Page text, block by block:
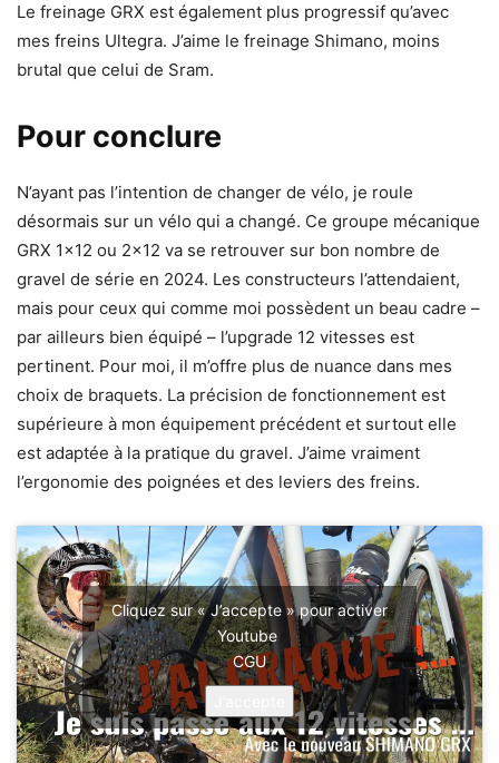
Le freinage GRX est également plus progressif qu’avec
mes freins Ultegra. J’aime le freinage Shimano, moins
brutal que celui de Sram.
Pour conclure
N’ayant pas l’intention de changer de vélo, je roule
désormais sur un vélo qui a changé. Ce groupe mécanique
GRX 1×12 ou 2×12 va se retrouver sur bon nombre de
gravel de série en 2024. Les constructeurs l’attendaient,
mais pour ceux qui comme moi possèdent un beau cadre –
par ailleurs bien équipé – l’upgrade 12 vitesses est
pertinent. Pour moi, il m’offre plus de nuance dans mes
choix de braquets. La précision de fonctionnement est
supérieure à mon équipement précédent et surtout elle
est adaptée à la pratique du gravel. J’aime vraiment
l’ergonomie des poignées et des leviers des freins.
Cliquez sur « J’accepte » pour activer
Youtube
CGU